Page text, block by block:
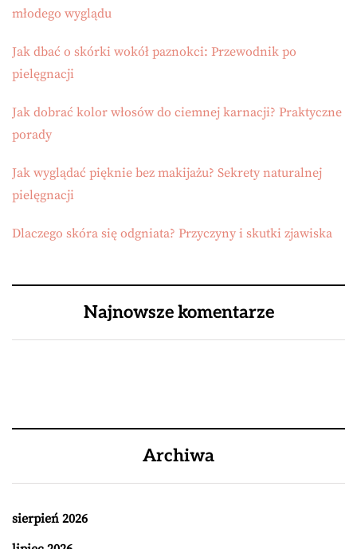
młodego wyglądu
Jak dbać o skórki wokół paznokci: Przewodnik po
pielęgnacji
Jak dobrać kolor włosów do ciemnej karnacji? Praktyczne
porady
Jak wyglądać pięknie bez makijażu? Sekrety naturalnej
pielęgnacji
Dlaczego skóra się odgniata? Przyczyny i skutki zjawiska
Najnowsze komentarze
Archiwa
sierpień 2026